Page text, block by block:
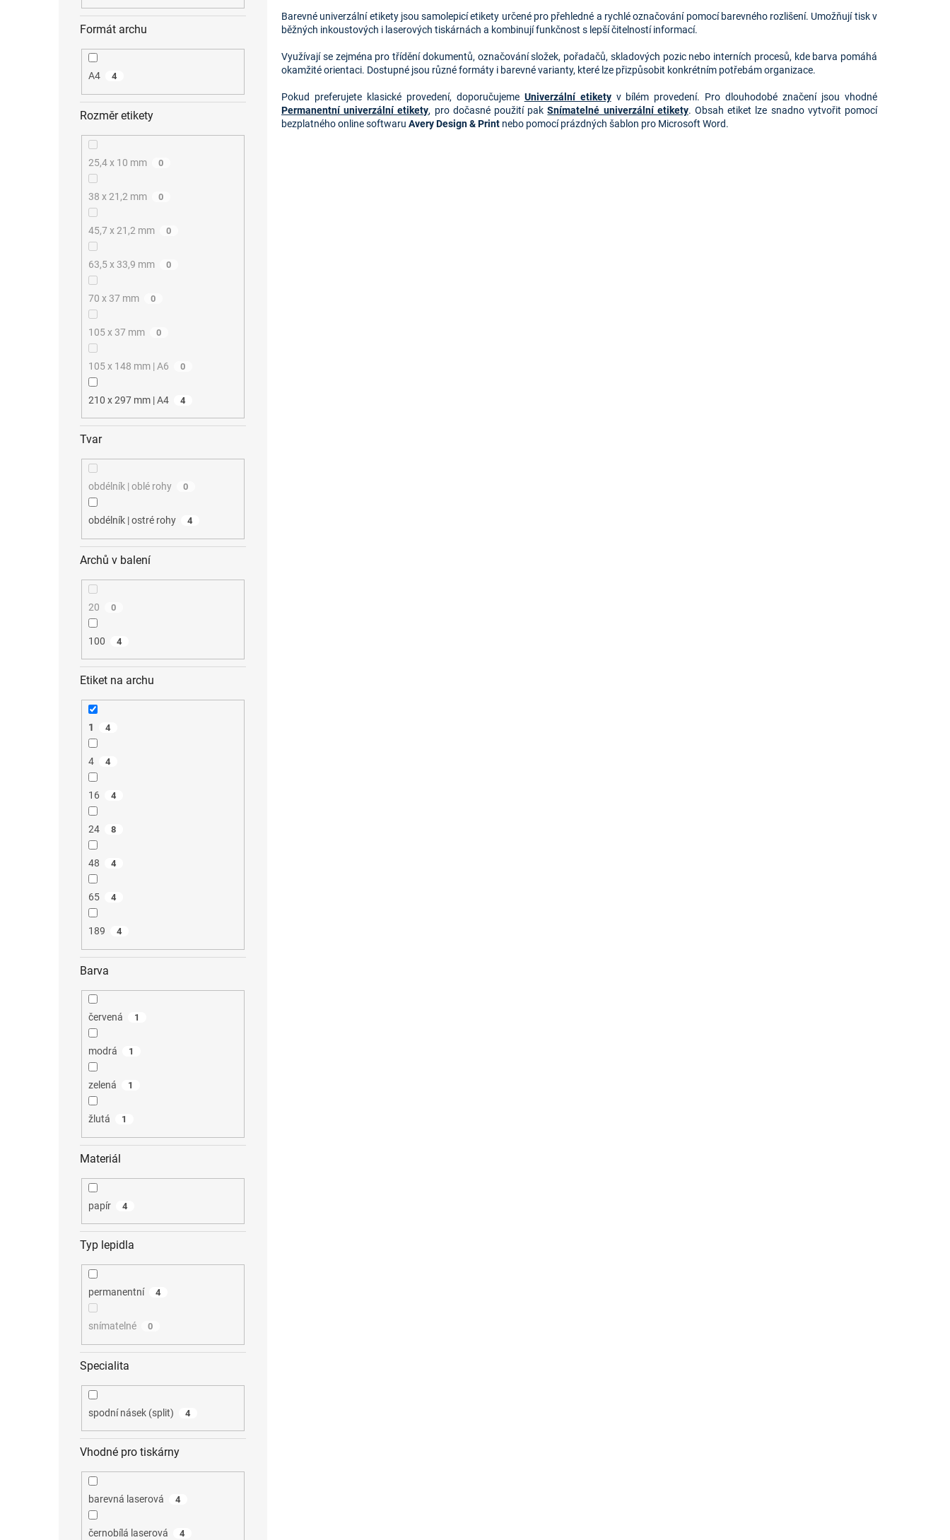
Formát archu
A4 4
Rozměr etikety
25,4 x 10 mm 0
38 x 21,2 mm 0
45,7 x 21,2 mm 0
63,5 x 33,9 mm 0
70 x 37 mm 0
105 x 37 mm 0
105 x 148 mm | A6 0
210 x 297 mm | A4 4
Tvar
obdélník | oblé rohy 0
obdélník | ostré rohy 4
Archů v balení
20 0
100 4
Etiket na archu
1 4
4 4
16 4
24 8
48 4
65 4
189 4
Barva
červená 1
modrá 1
zelená 1
žlutá 1
Materiál
papír 4
Typ lepidla
permanentní 4
snímatelné 0
Specialita
spodní násek (split) 4
Vhodné pro tiskárny
barevná laserová 4
černobílá laserová 4
v
l
á
a
c
p
r
v
Barevné univerzální etikety jsou samolepicí etikety určené pro přehledné a rychlé označování pomocí barevného rozlišení. Umožňují tisk v
běžných inkoustových i laserových tiskárnách a kombinují funkčnost s lepší čitelností informací.
Využívají se zejména pro třídění dokumentů, označování složek, pořadačů, skladových pozic nebo interních procesů, kde barva pomáhá
okamžité orientaci. Dostupné jsou různé formáty i barevné varianty, které lze přizpůsobit konkrétním potřebám organizace.
Pokud preferujete klasické provedení, doporučujeme Univerzální etiketyv bílém provedení. Pro dlouhodobé značení jsou vhodné
Permanentní univerzální etikety, pro dočasné použití pakSnímatelné univerzální etikety. Obsah etiket lze snadno vytvořit pomocí
bezplatného online softwaru Avery Design & Print nebo pomocí prázdných šablon pro Microsoft Word.